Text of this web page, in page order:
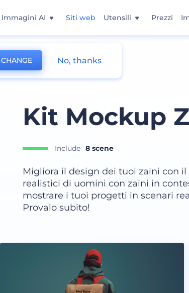
Immagini AI Siti web Utensili Prezzi
Kit Mockup
Include 8 scene
Migliora il design dei tuoi zaini con
realistici di uomini con zaini in
mostrare i tuoi progetti in scenari
Provalo subito!
CHANGE No, thanks